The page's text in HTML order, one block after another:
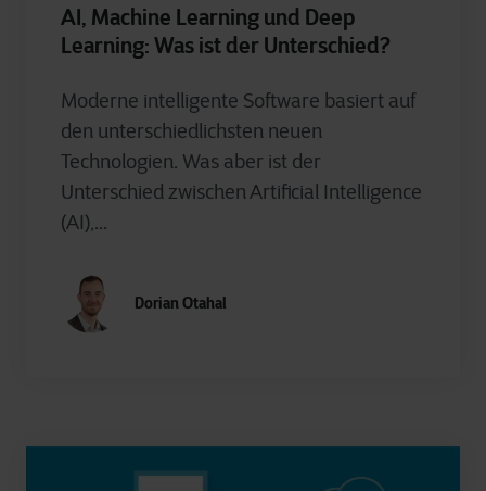
AI, Machine Learning und Deep
Learning: Was ist der Unterschied?
Moderne intelligente Software basiert auf
den unterschiedlichsten neuen
Technologien. Was aber ist der
Unterschied zwischen Artificial Intelligence
(AI),...
Dorian Otahal